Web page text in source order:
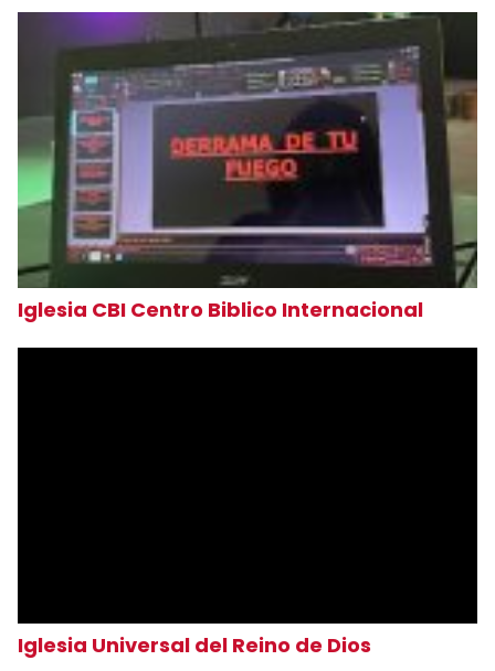
Iglesia CBI Centro Biblico Internacional
Iglesia Universal del Reino de Dios